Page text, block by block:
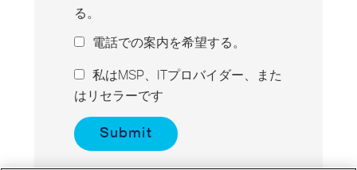
る。
電話での案内を希望する。
私はMSP、ITプロバイダー、また
はリセラーです